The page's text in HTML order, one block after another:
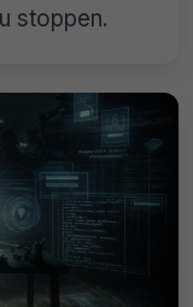
stoppen.